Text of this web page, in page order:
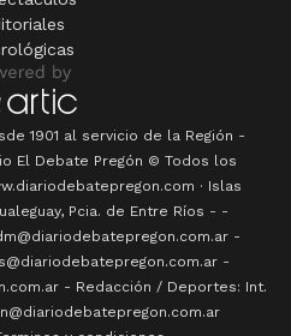
1901 al servicio de la Región -
El Debate Pregón © Todos los
diariodebatepregon.com · Islas
, Pcia. de Entre Ríos - -
-
-
- Redacción / Deportes: Int.